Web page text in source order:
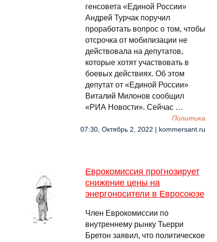
генсовета «Единой России»
Андрей Турчак поручил
проработать вопрос о том, чтобы
отсрочка от мобилизации не
действовала на депутатов,
которые хотят участвовать в
боевых действиях. Об этом
депутат от «Единой России»
Виталий Милонов сообщил
«РИА Новости». Сейчас …
Политика
07:30, Октябрь 2, 2022 | kommersant.ru
Еврокомиссия прогнозирует
снижение цены на
энергоносители в Евросоюзе
Член Еврокомиссии по
внутреннему рынку Тьерри
Бретон заявил, что политическое